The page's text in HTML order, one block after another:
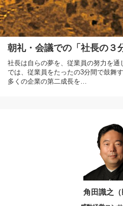
朝礼・会議での「社長の３
社長は自らの夢を、従業員の努力を
では、従業員をたったの3分間で鼓舞
多くの企業の第二成長を…
角田識之（